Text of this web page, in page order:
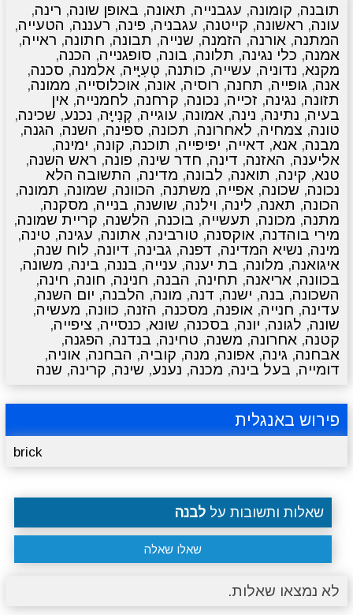
תובנה, קומונה, עגבנייה, תאונה, באופן שונה, רינה,
עונה, ראשונה, קייטנה, עגבניה, פינה, רעננה, הטעייה,
המתנה, אורנה, הזמנה, שנייה, תבונה, חתונה, ראייה,
אמנה, כלי נגינה, תלונה, בונה, סופגנייה, הכנה,
מקנא, נדוניה, עשייה, כותנה, טְעִיָּיה, אלמנה, סכנה,
אנה, גופייה, תחנה, רוסיה, אונה, אוכלוסייה, ממונה,
תזונה, נגינה, זכייה, נכונה, קרחנה, לחמנייה, אין
בעיה, נתינה, נינה, אמונה, עוגייה, קְנִייָּה, נכנע, שכינה,
טונה, צמחיה, לאחרונה, תכונה, ספינה, השנה, הגנה,
מבנה, אנא, דאייה, יפיפייה, תוכנה, קונה, ימינה,
אליענה, האזנה, דינה, חדר שינה, פונה, ראש השנה,
טנא, קינה, תואנה, לבונה, מדינה, התשובה הלא
נכונה, שכונה, אפייה, משתנה, הכוונה, שמונה, תמונה,
הכונה, תאנה, לינה, וילנה, שושנה, בנייה, מסקנה,
מתנה, מכונה, תעשייה, בוכנה, הלשנה, קריית שמונה,
מירי בוהדנה, אוקסנה, טורבינה, אתונה, עגינה, טינה,
מינה, נשיא המדינה, דפנה, גבינה, דיונה, לוח שנה,
איגואנה, מלונה, בת יענה, ענייה, בננה, בינה, משונה,
בכוונה, אריאנה, תחינה, הבנה, חנינה, חונה, חינה,
השכונה, בנה, ישנה, דנה, מונה, הלבנה, יום השנה,
עדינה, חנייה, אופנה, מסכנה, הזנה, כוונה, מעשיה,
שונה, לגונה, יונה, בסכנה, שונא, כנסייה, ציפייה,
קטנה, אחרונה, משנה, טחינה, בנדנה, הפגנה,
אבחנה, גינה, אפונה, מנה, קוביה, הבחנה, אוניה,
דומייה, בעל בינה, מכנה, נענע, שינה, קרינה, שנה
פירוש באנגלית
brick
שאלות ותשובות על לבנה
שאלו שאלה
לא נמצאו שאלות.